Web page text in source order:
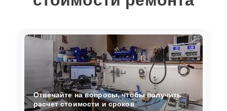
Отвечайте на вопросы, чтобы получить
расчет стоимости и сроков